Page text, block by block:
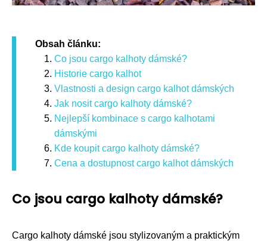
Obsah článku:
Co jsou cargo kalhoty dámské?
Historie cargo kalhot
Vlastnosti a design cargo kalhot dámských
Jak nosit cargo kalhoty dámské?
Nejlepší kombinace s cargo kalhotami
dámskými
Kde koupit cargo kalhoty dámské?
Cena a dostupnost cargo kalhot dámských
Co jsou cargo kalhoty dámské?
Cargo kalhoty dámské jsou stylizovaným a praktickým